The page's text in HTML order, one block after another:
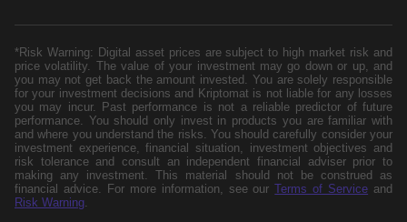
*Risk Warning: Digital asset prices are subject to high market risk and
price volatility. The value of your investment may go down or up, and
you may not get back the amount invested. You are solely responsible
for your investment decisions and Kriptomat is not liable for any losses
you may incur. Past performance is not a reliable predictor of future
performance. You should only invest in products you are familiar with
and where you understand the risks. You should carefully consider your
investment experience, financial situation, investment objectives and
risk tolerance and consult an independent financial adviser prior to
making any investment. This material should not be construed as
financial advice. For more information, see ourTerms of Service and
Risk Warning